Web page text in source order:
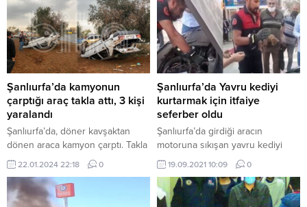
Şanlıurfa’da kamyonun
çarptığı araç takla attı, 3 kişi
yaralandı
Şanlıurfa’da, döner kavşaktan
dönen araca kamyon çarptı. Takla
atıp ağaca çarparak durabilen
araçta 3 kişi yaralandı. Araca
çarpan kamyonun olay yerinden
kaçtığı iddia edildi. Kaza, bugün
22.01.2024 22:18 0
Şanlıurfa’da Yavru kediyi
kurtarmak için itfaiye
seferber oldu
Şanlıurfa’da girdiği aracın
motoruna sıkışan yavru kediyi
itfaiye ekipleri kurtardı. Kurtarılan
yavru kediye vatandaşlar süt ve
su içirdi. Şanlıurfa’da bir
otomobilin kaputuna sıkışan yavru
19.09.2021 10:09 0